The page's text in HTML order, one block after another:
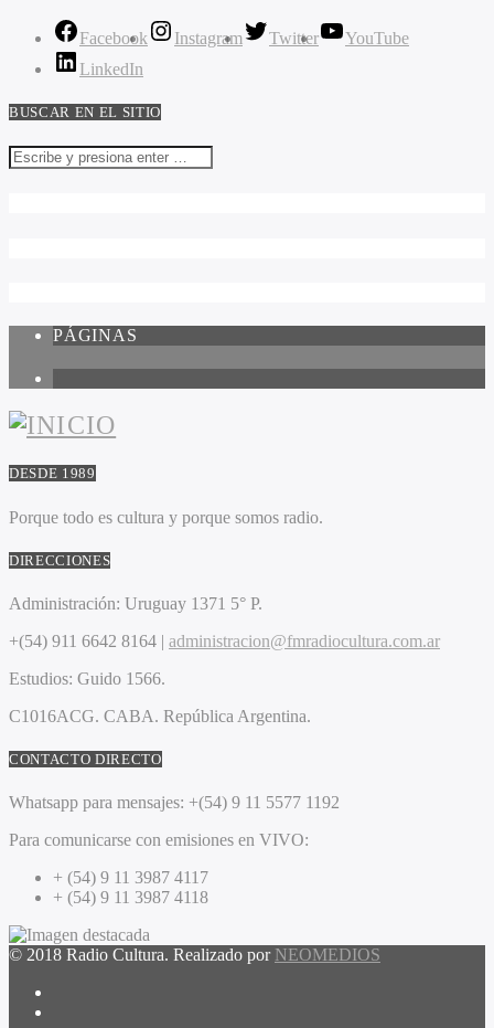
Facebook Instagram Twitter
YouTube
LinkedIn
BUSCAR EN EL SITIO
PÁGINAS
DESDE 1989
Porque todo es cultura y porque somos radio.
DIRECCIONES
Administración: Uruguay 1371 5° P.
+(54) 911 6642 8164 | administracion@fmradiocultura.com.ar
Estudios: Guido 1566.
C1016ACG. CABA. República Argentina.
CONTACTO DIRECTO
Whatsapp para mensajes: +(54) 9 11 5577 1192
Para comunicarse con emisiones en VIVO:
+ (54) 9 11 3987 4117
+ (54) 9 11 3987 4118
© 2018 Radio Cultura. Realizado por NEOMEDIOS